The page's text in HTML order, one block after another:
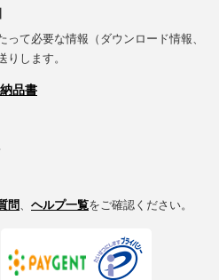
て必要な情報（ダウンロード情報、
します。
品書
問、 ヘルプ一覧をご確認ください。